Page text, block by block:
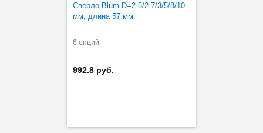
Сверло Blum D=2.5/2.7/3/5/8/10
мм, длина 57 мм
6 опций
992.8 руб.